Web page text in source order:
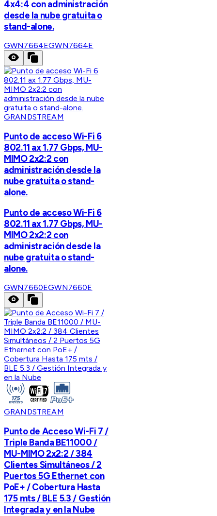
4x4:4 con administración
desde la nube gratuita o
stand-alone.
GWN7664EGWN7664E
GRANDSTREAM
Punto de acceso Wi-Fi 6
802.11 ax 1.77 Gbps, MU-
MIMO 2x2:2 con
administración desde la
nube gratuita o stand-
alone.
Punto de acceso Wi-Fi 6
802.11 ax 1.77 Gbps, MU-
MIMO 2x2:2 con
administración desde la
nube gratuita o stand-
alone.
GWN7660EGWN7660E
GRANDSTREAM
Punto de Acceso Wi-Fi 7 /
Triple Banda BE11000 /
MU-MIMO 2x2:2 / 384
Clientes Simultáneos / 2
Puertos 5G Ethernet con
PoE+ / Cobertura Hasta
175 mts / BLE 5.3 / Gestión
Integrada y en la Nube